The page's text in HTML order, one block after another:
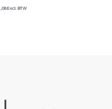
Excl. BTW